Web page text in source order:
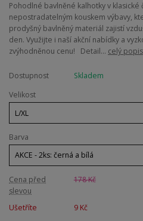
Pohodlné bavlněné kalhotky v
nepostradatelným kouskem výbavy,
prodyšný bavlněný materiál zajistí
den. Využijte i naší akční nabídky a
zvýhodněnou cenu! Detail... celý popis
Dostupnost
Skladem
Velikost
Barva
Cena před
slevou
178 Kč
Ušetříte
9 Kč